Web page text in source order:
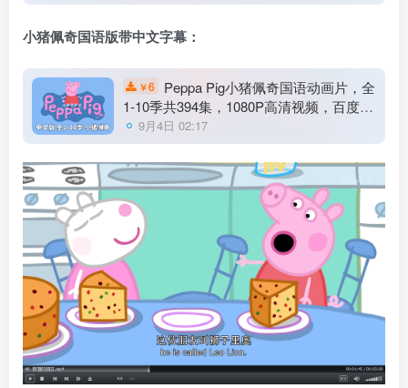
小猪佩奇国语版带中文字幕：
￥6
Peppa Pig小猪佩奇国语动画片，全
1-10季共394集，1080P高清视频，百度云
网盘下载！
9月4日 02:17